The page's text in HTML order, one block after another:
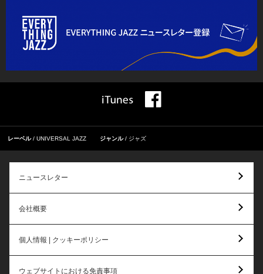
レーベル UNIVERSAL JAZZ ジャンル ジャズ
ニュースレター
会社概要
個人情報 | クッキーポリシー
ウェブサイトにおける免責事項